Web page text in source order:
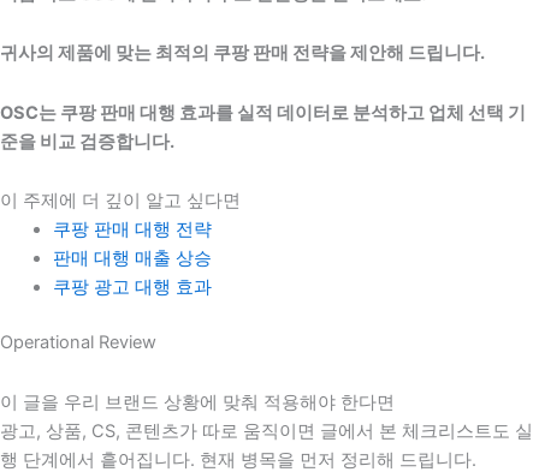
귀사의 제품에 맞는 최적의 쿠팡 판매 전략을 제안해 드립니다.
OSC는 쿠팡 판매 대행 효과를 실적 데이터로 분석하고 업체 선택 기
준을 비교 검증합니다.
이 주제에 더 깊이 알고 싶다면
쿠팡 판매 대행 전략
판매 대행 매출 상승
쿠팡 광고 대행 효과
Operational Review
이 글을 우리 브랜드 상황에 맞춰 적용해야 한다면
광고, 상품, CS, 콘텐츠가 따로 움직이면 글에서 본 체크리스트도 실
행 단계에서 흩어집니다. 현재 병목을 먼저 정리해 드립니다.